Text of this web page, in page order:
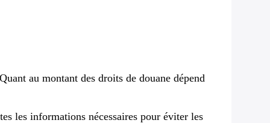
au montant des droits de douane dépend
les informations nécessaires pour éviter les